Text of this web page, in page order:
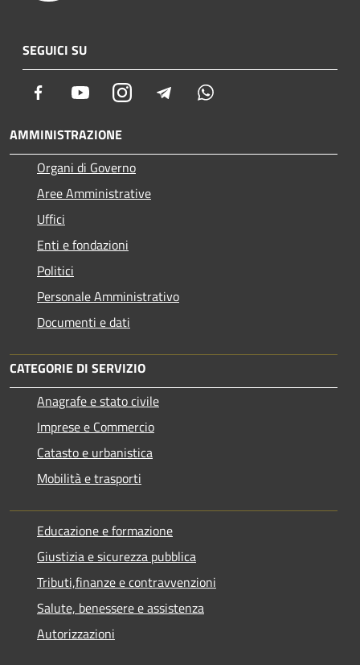
SEGUICI SU
Facebook YoutubeInstagram Telegram
AMMINISTRAZIONE
Organi di Governo
Aree Amministrative
Uffici
Enti e fondazioni
Politici
Personale Amministrativo
Documenti e dati
CATEGORIE DI SERVIZIO
Anagrafe e stato civile
Imprese e Commercio
Catasto e urbanistica
Mobilità e trasporti
Educazione e formazione
Giustizia e sicurezza pubblica
Tributi,finanze e contravvenzioni
Salute, benessere e assistenza
Autorizzazioni